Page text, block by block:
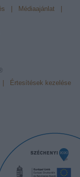
Médiaajánlat
Értesítések kezelése